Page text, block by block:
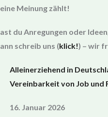
Meinung zählt!
du Anregungen oder
schreib uns (klick!) – wir
Alleinerziehend in
Vereinbarkeit von Job und
16. Januar 2026